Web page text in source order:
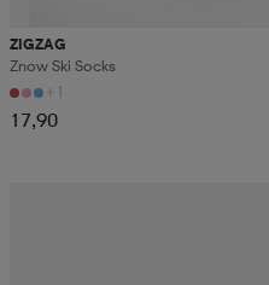
ZIGZAG
Znow Ski Socks
+1
17,90